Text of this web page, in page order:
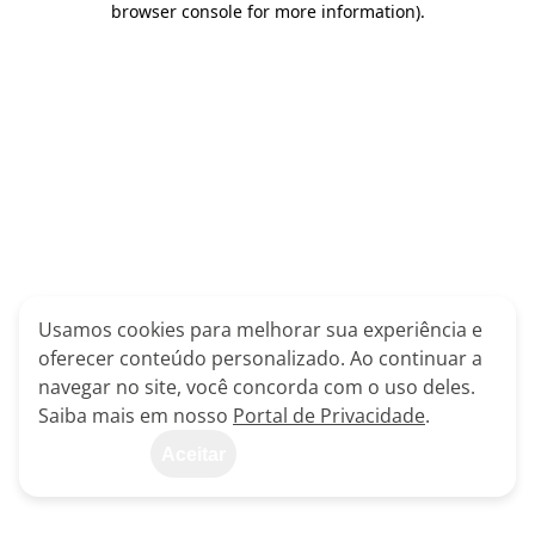
browser console for more information).
Usamos cookies para melhorar sua experiência e
oferecer conteúdo personalizado. Ao continuar a
navegar no site, você concorda com o uso deles.
Saiba mais em nosso Portal de Privacidade.